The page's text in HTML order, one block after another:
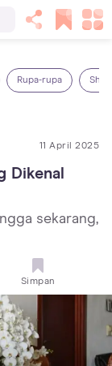
Rupa-rupa
11 April 2025
Dikenal
sekarang,
Simpan